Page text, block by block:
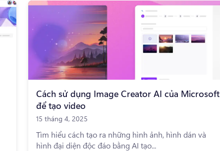
Cách sử dụng Image Creator AI của Microsoft
để tạo video
15 tháng 4, 2025
Tìm hiểu cách tạo ra những hình ảnh, hình dán và
hình đại diện độc đáo bằng AI tạo...